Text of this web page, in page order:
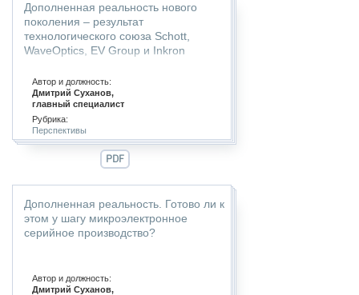
Дополненная реальность нового
поколения – результат
технологического союза Schott,
WaveOptics, EV Group и Inkron
Автор и должность:
Дмитрий Суханов,
главный специалист
Рубрика:
Перспективы
PDF
Дополненная реальность. Готово ли к
этом у шагу микроэлектронное
серийное производство?
Автор и должность:
Дмитрий Суханов,